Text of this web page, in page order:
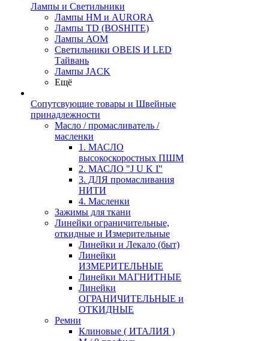
Лампы и Светильники
Лампы HM и AURORA
Лампы TD (BOSHITE)
Лампы АОМ
Светильники OBEIS И LED
Тайвань
Лампы JACK
Ещё
Сопутсвующие товары и Швейные
принадлежности
Масло / промасливатель /
масленки
1. МАСЛО
высокоскоростных ПШМ
2. МАСЛО "J U K I"
3. ДЛЯ промасливания
НИТИ
4. Масленки
Зажимы для ткани
Линейки ограничительные,
откидные и Измерительные
Линейки и Лекало (быт)
Линейки
ИЗМЕРИТЕЛЬНЫЕ
Линейки МАГНИТНЫЕ
Линейки
ОГРАНИЧИТЕЛЬНЫЕ и
ОТКИДНЫЕ
Ремни
Клиновые ( ИТАЛИЯ )